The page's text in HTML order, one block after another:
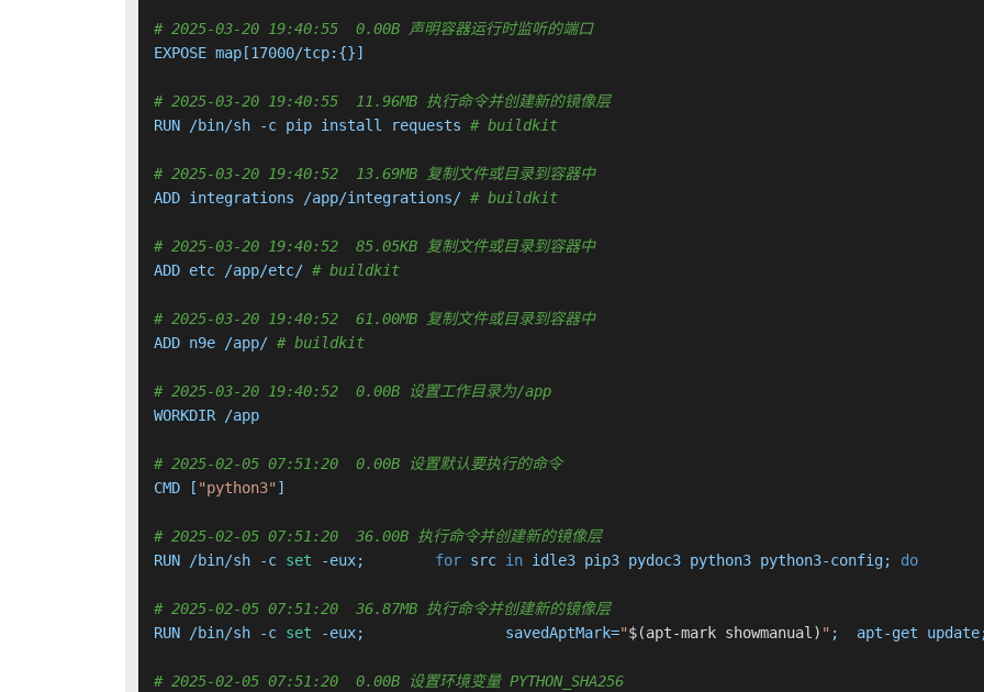
# 2025-03-20 19:40:55  0.00B 声明容器运行时监听的端口
EXPOSE map[17000/tcp:{}]
# 2025-03-20 19:40:55  11.96MB 执行命令并创建新的镜像层
RUN /bin/sh -c pip install requests # buildkit
# 2025-03-20 19:40:52  13.69MB 复制文件或目录到容器中
ADD integrations /app/integrations/ # buildkit
# 2025-03-20 19:40:52  85.05KB 复制文件或目录到容器中
ADD etc /app/etc/ # buildkit
# 2025-03-20 19:40:52  61.00MB 复制文件或目录到容器中
ADD n9e /app/ # buildkit
# 2025-03-20 19:40:52  0.00B 设置工作目录为/app
WORKDIR /app
# 2025-02-05 07:51:20  0.00B 设置默认要执行的命令
CMD [ "python3" ]
# 2025-02-05 07:51:20  36.00B 执行命令并创建新的镜像层
RUN /bin/sh -c set for src in idle3 pip3 pydoc3 python3 python3-config; do
# 2025-02-05 07:51:20  36.87MB 执行命令并创建新的镜像层
RUN /bin/sh -c set -eux; 		savedAptMark="$(apt-mark showmanual) "
# 2025-02-05 07:51:20  0.00B 设置环境变量 PYTHON_SHA256